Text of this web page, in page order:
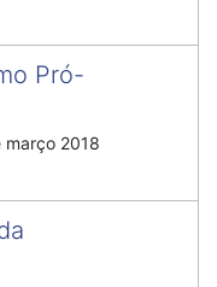
Pró-
março 2018